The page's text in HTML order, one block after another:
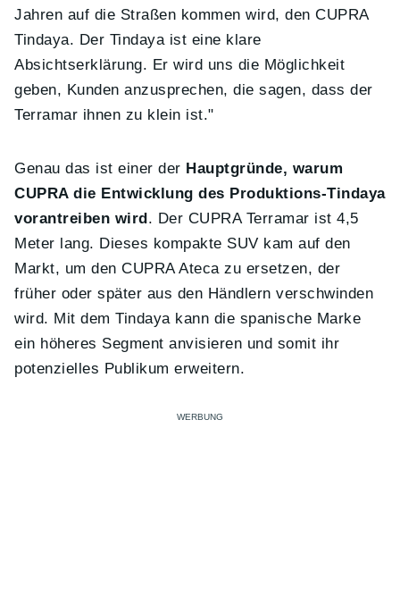
Jahren auf die Straßen kommen wird, den CUPRA
Tindaya. Der Tindaya ist eine klare
Absichtserklärung. Er wird uns die Möglichkeit
geben, Kunden anzusprechen, die sagen, dass der
Terramar ihnen zu klein ist."
Genau das ist einer der Hauptgründe, warum
CUPRA die Entwicklung des Produktions-Tindaya
vorantreiben wird . Der CUPRA Terramar ist 4,5
Meter lang. Dieses kompakte SUV kam auf den
Markt, um den CUPRA Ateca zu ersetzen, der
früher oder später aus den Händlern verschwinden
wird. Mit dem Tindaya kann die spanische Marke
ein höheres Segment anvisieren und somit ihr
potenzielles Publikum erweitern.